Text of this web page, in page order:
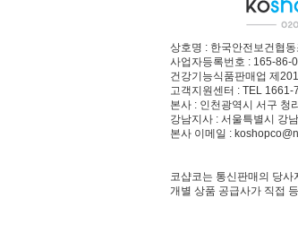
상호명 : 한국안전보건협
사업자등록번호 : 165-86-
건강기능식품판매업 제
고객지원센터 : TEL
본사 : 인천광역시 서구 청
강남지사 : 서울특별시 강
본사 이메일 :
코샵코는 통신판매의 당
개별 상품 공급사가 직접